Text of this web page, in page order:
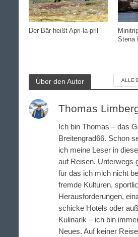
Der Bär heißt Apri-la-pril
Stena
Über den Autor ALLE
Thomas
Ich bin Thomas – das
Breitengrad66. Schon
ich meine Leser in
auf Reisen. Unterwegs
für das ich mich nicht
fremde Kulturen,
Herausforderungen,
schicke Hotels oder
Kulinarik – ich bin
Neues. Auf keiner